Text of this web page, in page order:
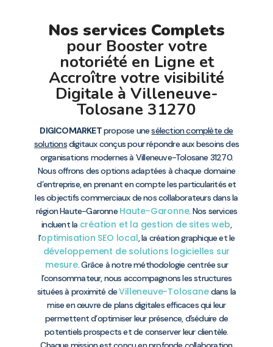
Nos services Complets
pour Booster votre
notoriété en Ligne et
Accroître votre visibilité
Digitale à Villeneuve-
Tolosane 31270
DIGICOMARKETpropose unesélection complète de
solutionsdigitaux conçus pour répondre aux besoins des
organisations modernes à Villeneuve-Tolosane 31270.
Nous offrons des options adaptées à chaque domaine
d’entreprise, en prenant en compte les particularités et
les objectifs commerciaux de nos collaborateurs dans la
région Haute-Garonne Haute-Garonne. Nos services
incluent la création et la gestion de sites web,
l’optimisation SEO local, la création graphique et le
développement de solutions logicielles sur
mesure. Grâce à notre méthodologie centrée sur
l’consommateur, nous accompagnons les structures
situées à proximité deVilleneuve-Tolosanedans la
mise en œuvre de plans digitales efficaces qui leur
permettent d’optimiser leur présence, d’séduire de
potentiels prospects et de conserver leur clientèle.